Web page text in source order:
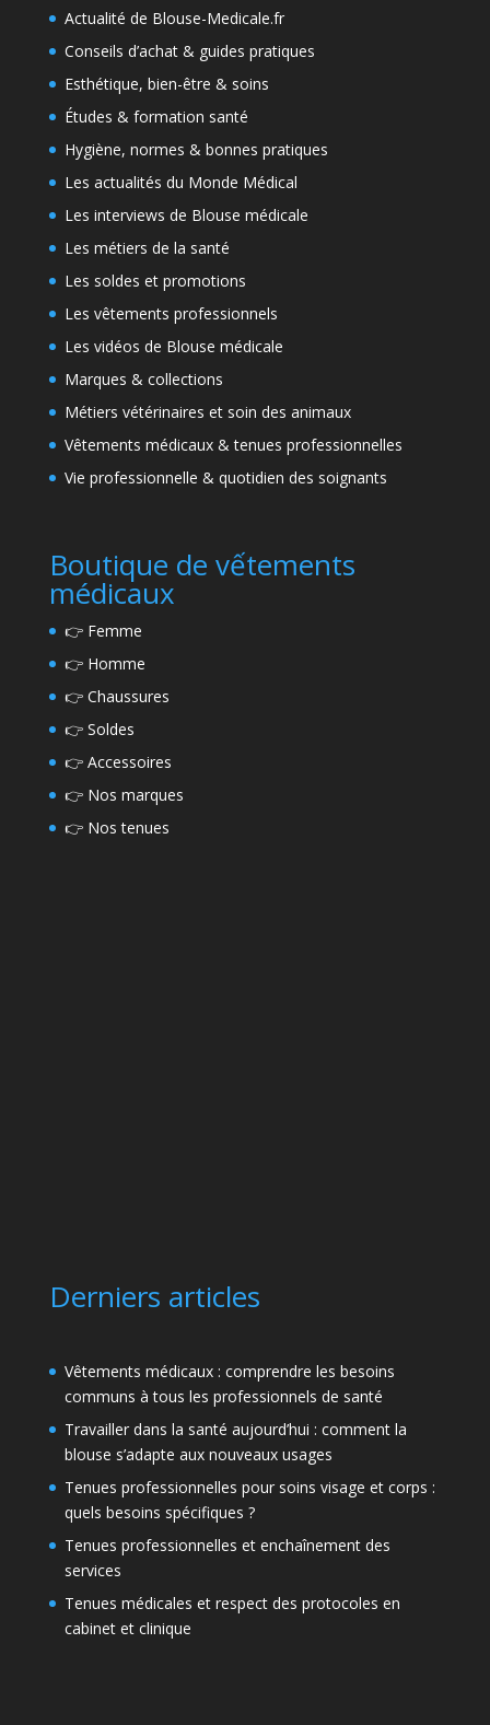
Actualité de Blouse-Medicale.fr
Conseils d’achat & guides pratiques
Esthétique, bien-être & soins
Études & formation santé
Hygiène, normes & bonnes pratiques
Les actualités du Monde Médical
Les interviews de Blouse médicale
Les métiers de la santé
Les soldes et promotions
Les vêtements professionnels
Les vidéos de Blouse médicale
Marques & collections
Métiers vétérinaires et soin des animaux
Vêtements médicaux & tenues professionnelles
Vie professionnelle & quotidien des soignants
Boutique de vếtements
médicaux
👉 Femme
👉 Homme
👉 Chaussures
👉 Soldes
👉 Accessoires
👉 Nos marques
👉 Nos tenues
Derniers articles
Vêtements médicaux : comprendre les besoins
communs à tous les professionnels de santé
Travailler dans la santé aujourd’hui : comment la
blouse s’adapte aux nouveaux usages
Tenues professionnelles pour soins visage et corps :
quels besoins spécifiques ?
Tenues professionnelles et enchaînement des
services
Tenues médicales et respect des protocoles en
cabinet et clinique